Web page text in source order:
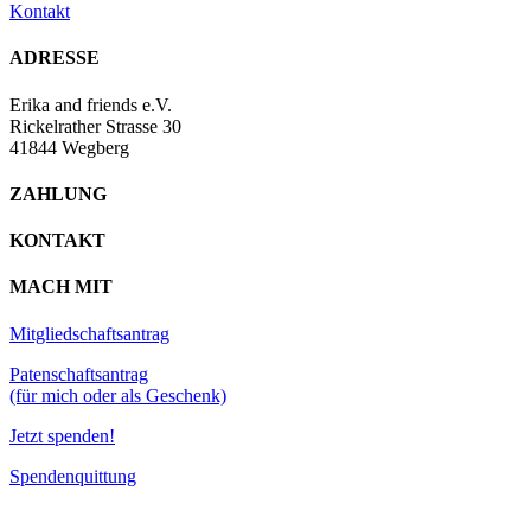
Kontakt
ADRESSE
Erika and friends e.V.
Rickelrather Strasse 30
41844 Wegberg
ZAHLUNG
KONTAKT
MACH MIT
Mitgliedschaftsantrag
Patenschaftsantrag
(für mich oder als Geschenk)
Jetzt spenden!
Spendenquittung